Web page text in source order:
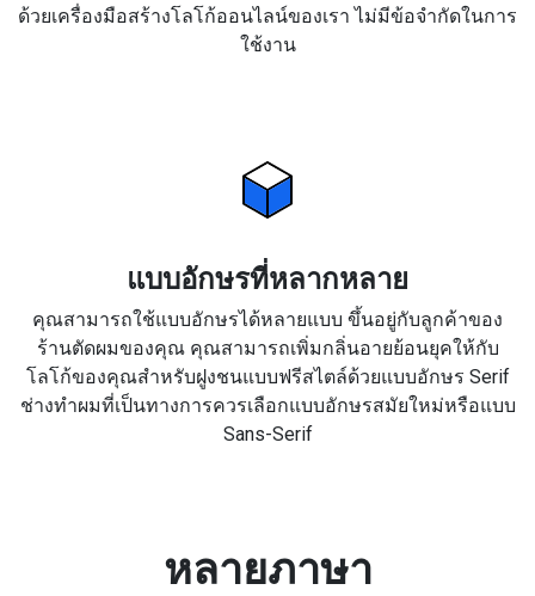
ด้วยเครื่องมือสร้างโลโก้ออนไลน์ของเรา ไม่มีข้อจำกัดในการ
ใช้งาน
แบบอักษรที่หลากหลาย
คุณสามารถใช้แบบอักษรได้หลายแบบ ขึ้นอยู่กับลูกค้าของ
ร้านตัดผมของคุณ คุณสามารถเพิ่มกลิ่นอายย้อนยุคให้กับ
โลโก้ของคุณสำหรับฝูงชนแบบฟรีสไตล์ด้วยแบบอักษร Serif
ช่างทำผมที่เป็นทางการควรเลือกแบบอักษรสมัยใหม่หรือแบบ
Sans-Serif
หลายภาษา